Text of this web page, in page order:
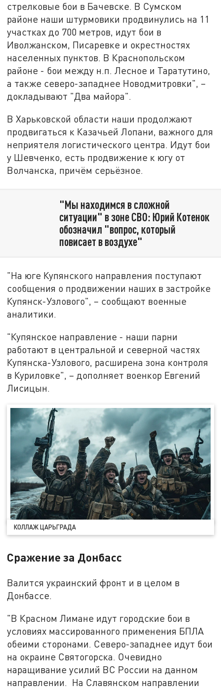
стрелковые бои в Бачевске. В Сумском
районе наши штурмовики продвинулись на 11
участках до 700 метров, идут бои в
Иволжанском, Писаревке и окрестностях
населенных пунктов. В Краснопольском
районе - бои между н.п. Лесное и Таратутино,
а также северо-западнее Новодмитровки", –
докладывают "Два майора".
В Харьковской области наши продолжают
продвигаться к Казачьей Лопани, важного для
неприятеля логистического центра. Идут бои
у Шевченко, есть продвижение к югу от
Волчанска, причём серьёзное.
"Мы находимся в сложной
ситуации" в зоне СВО: Юрий Котенок
обозначил "вопрос, который
повисает в воздухе"
"На юге Купянского направления поступают
сообщения о продвижении наших в застройке
Купянск-Узлового", – сообщают военные
аналитики.
"Купянское направление - наши парни
работают в центральной и северной частях
Купянска-Узлового, расширена зона контроля
в Куриловке", – дополняет военкор Евгений
Лисицын.
КОЛЛАЖ ЦАРЬГРАДА
Сражение за Донбасс
Валится украинский фронт и в целом в
Донбассе.
"В Красном Лимане идут городские бои в
условиях массированного применения БПЛА
обеими сторонами. Северо-западнее идут бои
на окраине Святогорска. Очевидно
наращивание усилий ВС России на данном
направлении. На Славянском направлении